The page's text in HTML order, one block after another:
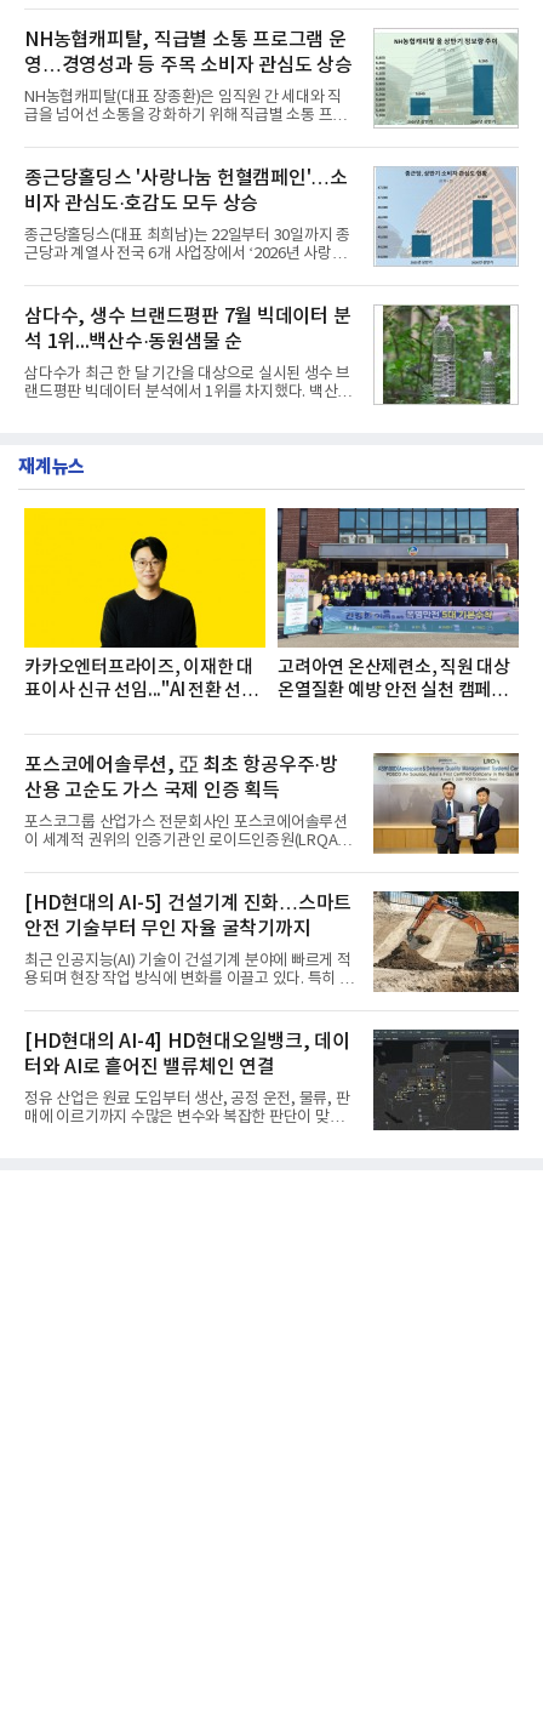
넘
혔다.‘동대문식 닭한마리 칼국수’는 예상을 뛰어넘는
소비자 호응에 힘입어 지난 7월 13일 첫 선을 보인 지
단 18일 만에 누적 판매량 50만 개를 돌파하는 성과를
거두었다.이번 신제품은 개발진이 전국의 닭한마리
전문점을 직접 찾아 다니며 최적의 육수 비율을 완성
했다. 자극적이지 않으면서도 깊은 닭육수에 마늘의
개운한 풍미를 더했으며, 국물이 잘 배어들면서도 쫄
서도
NH농협캐피탈, 직급별 소통 프로그램 운
영…경영성과 등 주목 소비자 관심도 상승
NH농협캐피탈(대표 장종환)은 임직원 간 세대와 직
급을 넘어선 소통을 강화하기 위해 직급별 소통 프로
부터 30일까지 서울 원센티널 NH농협캐피탈타워 22
층에서 운영했다고 31일 밝혔다.이번 프로그램은 경
영지원부 홍보팀과 2026년 새로이(e)＊가 공동 주관
했으며, ▲팀장·부장(7.27), ▲계장·주임(7.28), ▲과
장·차장(7.29), ▲대리(7.30) 등 직급별로 총 4회에 걸
쳐 진행됐다.참고로 새로이(e)는 NH농협캐피탈 MZ
세대들로(과장~계장) 구성된 자율 참여조직으로, 조
반에 전파하는 역할
종근당홀딩스 '사랑나눔 헌혈캠페인'…소
비자 관심도·호감도 모두 상승
종근당홀딩스(대표 최희남)는 22일부터 30일까지 종
근당과 계열사 전국 6개 사업장에서 ‘2026년 사랑나
인은 장마와 폭염, 여름휴가 등으로 헌혈 참여가 줄어
드는 시기에 안정적 혈액 수급에 기여하고 생명나눔
문화를 확산하기 위해 마련됐다.캠페인은 종근당 천
안공장을 시작으로 ▲효종연구소 ▲종근당바이오 안
산공장 ▲경보제약 아산본사 ▲종근당건강 당진공장
▲종근당 본사 등 전국 6개 사업장에서 릴레이 방식
으로 이어졌다.캠페인 기간에는 임직원의 참여를 독
증을 한국백혈병
삼다수, 생수 브랜드평판 7월 빅데이터 분
석 1위...백산수·동원샘물 순
삼다수가 최근 한 달 기간을 대상으로 실시된 생수 브
랜드평판 빅데이터 분석에서 1위를 차지했다. 백산수
까지 수집된 소비자 빅데이터 3,702,555건을 분석한
터는 지난 4월(3,435,836건) 대비 7.76% 증가한 수
치다.연구소에 따르면 7월 생수 브랜드평판 순위는 삼
다수, 백산수, 동원샘물, 스파클, 아이시스, 에비앙,
몽베스트, 크리스탈, 풀무원샘물, 평창수, 지리산수,
재계뉴스
카카오엔터프라이즈, 이재한 대
표이사 신규 선임..."AI 전환 선
고려아연 온산제련소, 직원 대상
온열질환 예방 안전 실천 캠페인
포스코에어솔루션, 亞 최초 항공우주·방
산용 고순도 가스 국제 인증 획득
포스코그룹 산업가스 전문회사인 포스코에어솔루션
이 세계적 권위의 인증기관인 로이드인증원(LRQA)
순도 희귀가스 제조 분야 국제공인 인증인 ‘항공우주·
방산 품질경영시스템(AS9100D)’을 획득했다.포스코
에어솔루션은 6일 서울 포스코센터에서 김대연 포스
코에어솔루션 대표, 이일형 로이드인증원(LRQA) 한
국지사 대표 등이 참석한 가운데 ‘항공우주·방산 품질
경영시스템(AS9100D)’ 인증수여식을 가졌다고 밝혔
다.포스코에어솔루션이 획득한 AS9100D는 국제 품
벌 표준이다. 특히 미세
[HD현대의 AI-5] 건설기계 진화…스마트
안전 기술부터 무인 자율 굴착기까지
최근 인공지능(AI) 기술이 건설기계 분야에 빠르게 적
용되며 현장 작업 방식에 변화를 이끌고 있다. 특히 무
마트 건설 현장 구현을 앞당기고 있다.HD현대사이트
솔루션은 최근 스위스 건설 현장에서 무인 자율 굴착
기를 투입했다. 실제 공사를 진행한 것은 처음으로, 건
설장비 자율화 기술의 새로운 이정표를 제시했다.이
번에 투입된 무인 자율 굴착기는 유럽 대형 건설그룹
키바그(KIBAG)의 스위스 투겐 지역 건설 프로젝트에
서 깊이 3m, 폭 12m, 길이 1km 규모의 토목 공사를
[HD현대의 AI-4] HD현대오일뱅크, 데이
터와 AI로 흩어진 밸류체인 연결
정유 산업은 원료 도입부터 생산, 공정 운전, 물류, 판
매에 이르기까지 수많은 변수와 복잡한 판단이 맞물